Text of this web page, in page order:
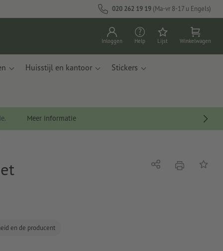
020 262 19 19 (Ma-vr 8-17 u Engels)
Inloggen Help Lijst Winkelwagen
Huisstijl en kantoor Stickers
Meer informatie
en de producent
Delen afdrukkenOp de